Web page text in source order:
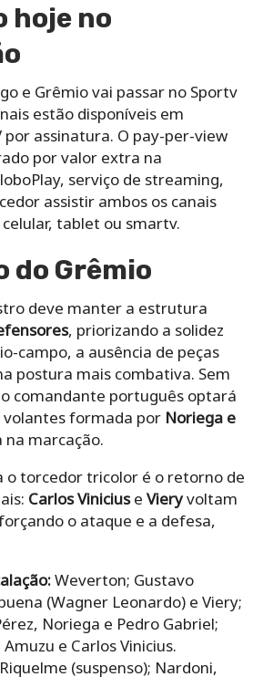
hoje no
e Grêmio vai passar no Sportv
estão disponíveis em
por assinatura. O pay-per-view
por valor extra na
serviço de streaming,
assistir ambos os canais
tablet ou smartv.
do Grêmio
deve manter a estrutura
, priorizando a solidez
campo, a ausência de peças
postura mais combativa. Sem
comandante português optará
volantes formada por Noriega e
na marcação.
o torcedor tricolor é o retorno de
Carlos Viniciuse Vieryvoltam
o ataque e a defesa,
Weverton; Gustavo
(Wagner Leonardo) e Viery;
Noriega e Pedro Gabriel;
e Carlos Vinicius.
Riquelme (suspenso); Nardoni,